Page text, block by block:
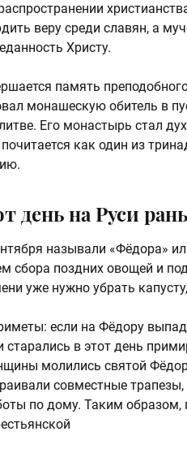
веру среди славян, а
Христу.
память
монашескую обитель в
Его монастырь стал
как один из
день на Руси
называли «Фёдора»
сбора поздних овощей и
уже нужно убрать
если на Фёдору
в этот день
молились святой
совместные
по дому. Таким образом,